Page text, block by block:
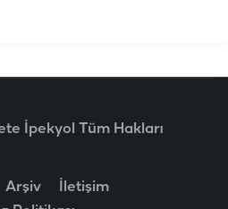
İpekyol Tüm Hakları
Arşiv
İletişim